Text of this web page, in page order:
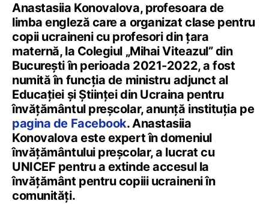
Anastasiia Konovalova, profesoara de
limba engleză care a organizat clase pentru
copii ucraineni cu profesori din țara
maternă, la Colegiul „Mihai Viteazul” din
București în perioada 2021-2022, a fost
numită în funcția de ministru adjunct al
Educației și Științei din Ucraina pentru
învățământul preșcolar, anunță instituția pe
pagina de Facebook. Anastasiia
Konovalova este expert în domeniul
învățământului preșcolar, a lucrat cu
UNICEF pentru a extinde accesul la
învățământ pentru copiii ucraineni în
comunități.